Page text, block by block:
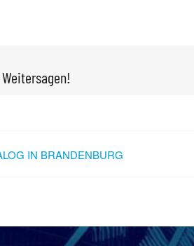
IN BRANDENBURG